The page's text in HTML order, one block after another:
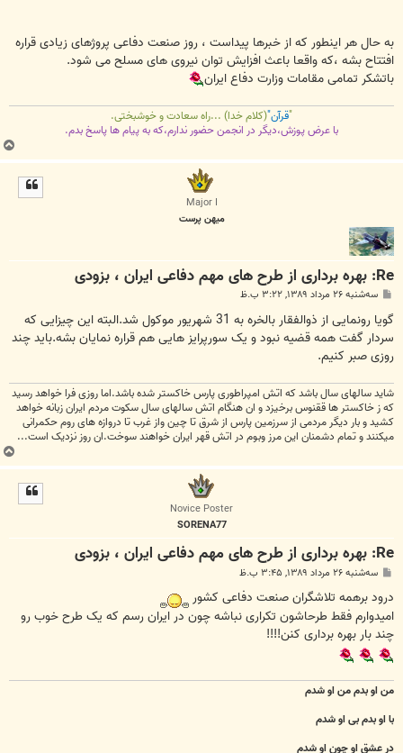
به حال هر اینطور که از خبرها پیداست ، روز صنعت دفاعی پروژهای زیادی قراره
افتتاح بشه ،که واقعا باعث افزایش توان نیروی های مسلح می شود.
باتشکر تمامی مقامات وزارت دفاع ایران
"قرآن"(کلام خدا) ...راه سعادت و خوشبختی.
با عرض پوزش،دیگر در انجمن حضور ندارم،که به پیام ها پاسخ بدم.
Major I
میهن پرست
Re: بهره برداری از طرح های مهم دفاعی ایران ، بزودی
ت
سه‌شنبه ۲۶ مرداد ۱۳۸۹, ۳:۲۲ ب.ظ
گویا رونمایی از ذوالفقار بالخره به 31 شهریور موکول شد.البته این چیزایی که
سردار گفت همه قضیه نبود و یک سورپرایز هایی هم قراره نمایان بشه.باید چند
روزی صبر کنیم.
شاید سالهای سال باشد که اتش امپراطوری پارس خاکستر شده باشد.اما روزی فرا خواهد رسید
که ز خاکستر ها ققنوس برخیزد و ان هنگام اتش سالهای سال سکوت مردم ایران زبانه خواهد
کشید و بار دیگر مردمی از سرزمین پارس از شرق تا چین واز غرب تا دروازه های روم حکمرانی
میکنند و تمام دشمنان این مرز وبوم در اتش قهر ایران خواهند سوخت.ان روز نزدیک است...
Novice Poster
SORENA77
Re: بهره برداری از طرح های مهم دفاعی ایران ، بزودی
ت
سه‌شنبه ۲۶ مرداد ۱۳۸۹, ۳:۴۵ ب.ظ
درود برهمه تلاشگران صنعت دفاعی کشور
امیدوارم فقط طرحاشون تکراری نباشه چون در ایران رسم که یک طرح خوب رو
چند بار بهره برداری کنن!!!!
من او بدم من او شدم
با او بدم بی او شدم
در عشق او چون او شدم